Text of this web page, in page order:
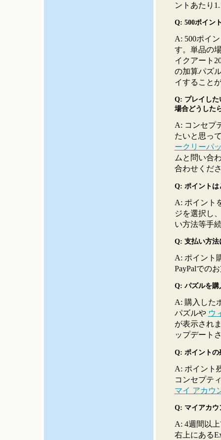
ントあたり
Q: 500ポイン
A: 500ポイ
す。単品の
イクアート
の加算パズ
イすること
Q: プレイした
場合どうした
A: コンセプ
たいと思っ
ークリーパ
ムと問い合
合わせくだ
Q: ポイントは
A: ポイント
ジを選択し
い方法等手
Q: 支払い方法
A: ポイント
PayPalでの
Q: パズルを購
A: 購入した
パズルや ウ
が表示され
ップデート
Q: ポイントの
A: ポイント
コンセプテ
マイ アカウ
Q: マイアカウ
A: 4週間以
右上にある